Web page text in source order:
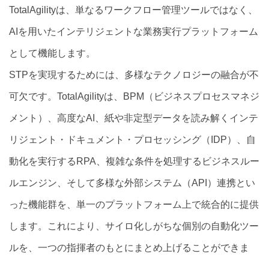
TotalAgilityは、単なるワークフロー管理ツールではなく、
AIを用いたインテリジェントな業務実行プラットフォーム
として機能します。
STPを実現するためには、多様なテクノロジーの融合が不
可欠です。TotalAgilityは、BPM（ビジネスプロセスマネジ
メント）、高度なAI、紙や非定型データを読み解くインテ
リジェント・ドキュメント・プロセッシング（IDP）、自
動化を実行するRPA、複雑な条件を処理するビジネスルー
ルエンジン、そして多様な外部システム（API）連携とい
った機能群を、単一のプラットフォーム上で統合的に提供
します。これにより、サイロ化しがちな個別の自動化ツー
ルを、一つの指揮者のもとにまとめ上げることができま